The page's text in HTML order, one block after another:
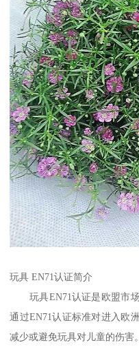
玩具 EN71认证简介
玩具EN71认证是欧盟市场
通过EN71认证标准对进入欧
减少或避免玩具对儿童的伤害。